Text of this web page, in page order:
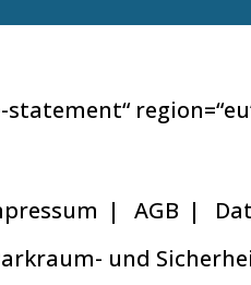
AGB
und